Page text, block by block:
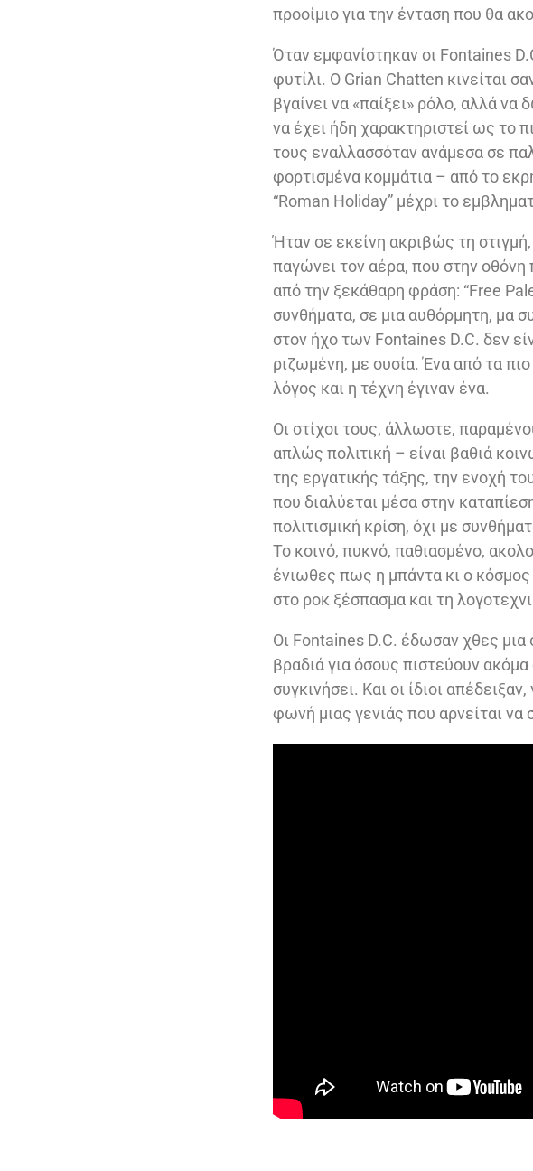
προοίμιο για την ένταση που θα
Όταν εμφανίστηκαν οι Fontaines
φυτίλι. Ο Grian Chatten κινείται
βγαίνει να «παίξει» ρόλο, αλλά
να έχει ήδη χαρακτηριστεί ως το
τους εναλλασσόταν ανάμεσα σε
φορτισμένα κομμάτια – από το
“Roman Holiday” μέχρι το
Ήταν σε εκείνη ακριβώς τη
παγώνει τον αέρα, που στην
από την ξεκάθαρη φράση: “Free
συνθήματα, σε μια αυθόρμητη, μα
στον ήχο των Fontaines D.C. δεν
ριζωμένη, με ουσία. Ένα από τα
λόγος και η τέχνη έγιναν ένα.
Οι στίχοι τους, άλλωστε,
απλώς πολιτική – είναι βαθιά
της εργατικής τάξης, την ενοχή
που διαλύεται μέσα στην
πολιτισμική κρίση, όχι με
Το κοινό, πυκνό, παθιασμένο,
ένιωθες πως η μπάντα κι ο
στο ροκ ξέσπασμα και τη
Οι Fontaines D.C. έδωσαν χθες μια
βραδιά για όσους πιστεύουν
συγκινήσει. Και οι ίδιοι
φωνή μιας γενιάς που αρνείται να